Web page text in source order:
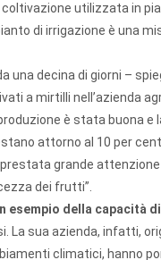
utilizzata in
di irrigazione è una
una decina di giorni –
a mirtilli nell’azienda
è stata buona
attorno al 10 per
grande
dei frutti”.
esempio della capacità
La sua azienda, infatti,
climatici, hanno